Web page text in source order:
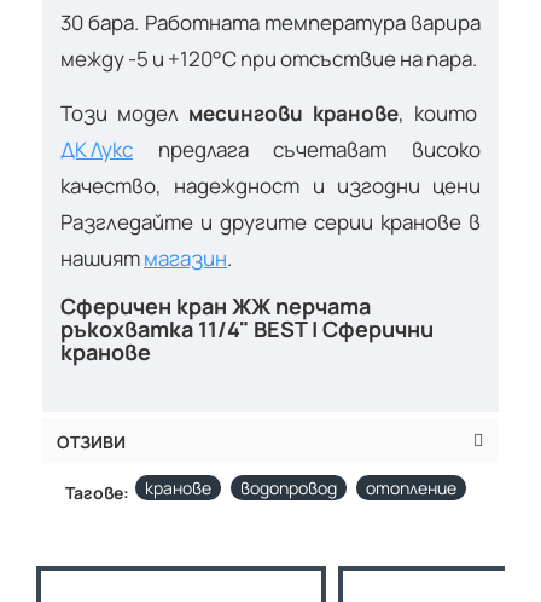
30 бара. Работната температура варира
между -5 и +120°C при отсъствие на пара.
Този модел месингови кранове, които
ДК Лукс предлага съчетават високо
качество, надеждност и изгодни цени
Разгледайте и другите серии кранове в
нашиятмагазин.
Сферичен кран ЖЖ перчата
ръкохватка 11/4" BEST | Сферични
кранове
ОТЗИВИ
Тагове: кранове водопровод отопление